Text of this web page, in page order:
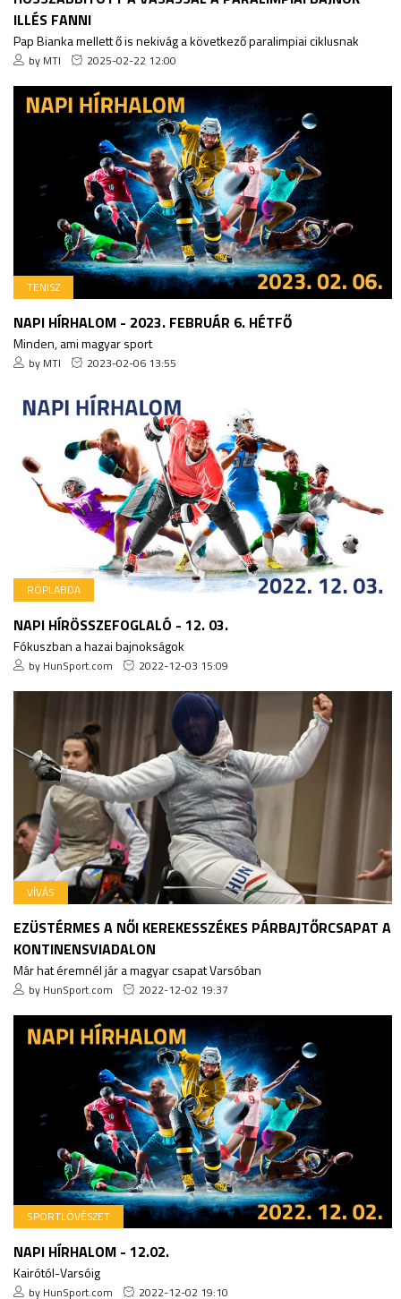
ILLÉS FANNI
Pap Bianka mellett ő is nekivág a következő paralimpiai ciklusnak
by MTI 2025-02-22 12:00
TENISZ
NAPI HÍRHALOM - 2023. FEBRUÁR 6. HÉTFŐ
Minden, ami magyar sport
by MTI 2023-02-06 13:55
RÖPLABDA
NAPI HÍRÖSSZEFOGLALÓ - 12. 03.
Fókuszban a hazai bajnokságok
by HunSport.com 2022-12-03 15:09
VÍVÁS
EZÜSTÉRMES A NŐI KEREKESSZÉKES PÁRBAJTŐRCSAPAT A
KONTINENSVIADALON
Már hat éremnél jár a magyar csapat Varsóban
by HunSport.com 2022-12-02 19:37
SPORTLÖVÉSZET
NAPI HÍRHALOM - 12.02.
Kairótól-Varsóig
by HunSport.com 2022-12-02 19:10